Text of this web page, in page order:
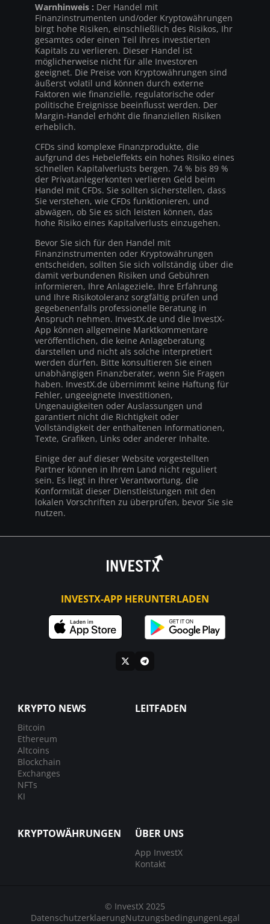
Warnhinweis : Der Handel mit
Finanzinstrumenten und/oder Kryptowährungen
birgt hohe Risiken, einschließlich des Risikos, Ihr
gesamtes oder einen Teil Ihres investierten
Kapitals zu verlieren. Dieser Handel ist
möglicherweise nicht für alle Investoren
geeignet. Die Preise von Kryptowährungen sind
äußerst volatil und können durch externe
Faktoren wie finanzielle, regulatorische oder
politische Ereignisse beeinflusst werden. Der
Margin-Handel erhöht die finanziellen Risiken
erheblich.
CFDs sind komplexe Finanzprodukte, die
aufgrund des Hebeleffekts ein hohes Risiko eines
schnellen Kapitalverlusts bergen. 74 % bis 89 %
der Privatanlegerkonten verlieren Geld beim
Handel mit CFDs. Sie sollten sicherstellen, dass
Sie verstehen, wie CFDs funktionieren, und
abwägen, ob Sie es sich leisten können, das
hohe Risiko eines Kapitalverlusts einzugehen.
Bevor Sie sich für den Handel mit
Finanzinstrumenten oder Kryptowährungen
entscheiden, sollten Sie sich vollständig über die
damit verbundenen Risiken und Gebühren
informieren, Ihre Anlageziele, Ihre Erfahrung
und Ihre Risikotoleranz sorgfältig prüfen und
gegebenenfalls professionelle Beratung in
Anspruch nehmen. InvestX.de und die InvestX-
App können allgemeine Marktkommentare
veröffentlichen, die keine Anlageberatung
darstellen und nicht als solche interpretiert
werden dürfen. Bitte konsultieren Sie einen
unabhängigen Finanzberater, wenn Sie Fragen
haben. InvestX.de übernimmt keine Haftung für
Fehler, ungeeignete Investitionen,
Ungenauigkeiten oder Auslassungen und
garantiert nicht die Richtigkeit oder
Vollständigkeit der enthaltenen Informationen,
Texte, Grafiken, Links oder anderer Inhalte.
Einige der auf dieser Website vorgestellten
Partner können in Ihrem Land nicht reguliert
sein. Es liegt in Ihrer Verantwortung, die
Konformität dieser Dienstleistungen mit den
lokalen Vorschriften zu überprüfen, bevor Sie sie
nutzen.
INVESTX-APP HERUNTERLADEN
KRYPTO NEWS
Bitcoin
Ethereum
Altcoins
Blockchain
Exchanges
NFTs
KI
LEITFADEN
KRYPTOWÄHRUNGEN ÜBER UNS
App InvestX
Kontakt
© InvestX 2025
DatenschutzerklaerungNutzungsbedingungenLegal